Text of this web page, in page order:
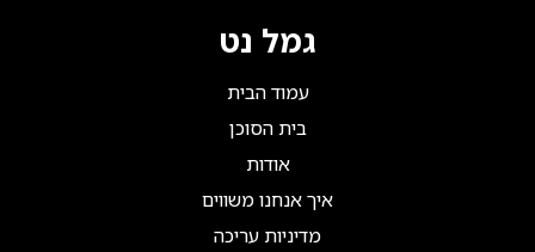
גמל נט
עמוד הבית
בית הסוכן
אודות
איך אנחנו משווים
מדיניות עריכה